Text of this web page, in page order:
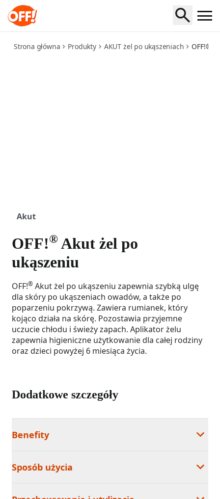
Strona główna Produkty AKUT żel po ukąszeniach OFF!®
Akut
OFF!® Akut żel po
ukąszeniu
OFF!® Akut żel po ukąszeniu zapewnia szybką ulgę
dla skóry po ukąszeniach owadów, a także po
poparzeniu pokrzywą. Zawiera rumianek, który
kojąco działa na skórę. Pozostawia przyjemne
uczucie chłodu i świeży zapach. Aplikator żelu
zapewnia higieniczne użytkowanie dla całej rodziny
oraz dzieci powyżej 6 miesiąca życia.
Dodatkowe szczegóły
Benefity
Sposób użycia